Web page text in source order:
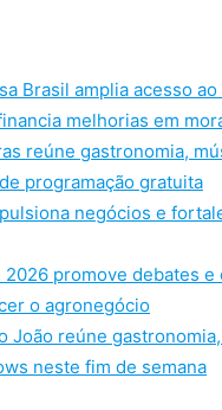
Brasil amplia acesso
melhorias em
reúne gastronomia,
programação gratuita
negócios e
2026 promove debates
o agronegócio
João reúne
neste fim de semana